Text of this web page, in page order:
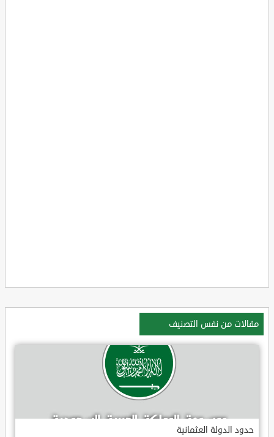
مقالات من نفس التصنيف
حدود الدولة العثمانية